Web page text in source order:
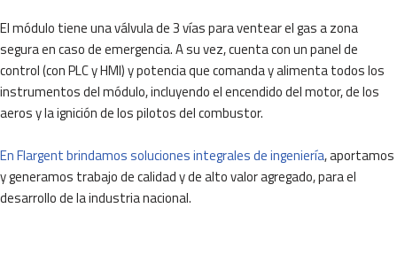
El módulo tiene una válvula de 3 vías para ventear el gas a zona
segura en caso de emergencia. A su vez, cuenta con un panel de
control (con PLC y HMI) y potencia que comanda y alimenta todos los
instrumentos del módulo, incluyendo el encendido del motor, de los
aeros y la ignición de los pilotos del combustor.
En Flargent brindamos soluciones integrales de ingeniería, aportamos
y generamos trabajo de calidad y de alto valor agregado, para el
desarrollo de la industria nacional.